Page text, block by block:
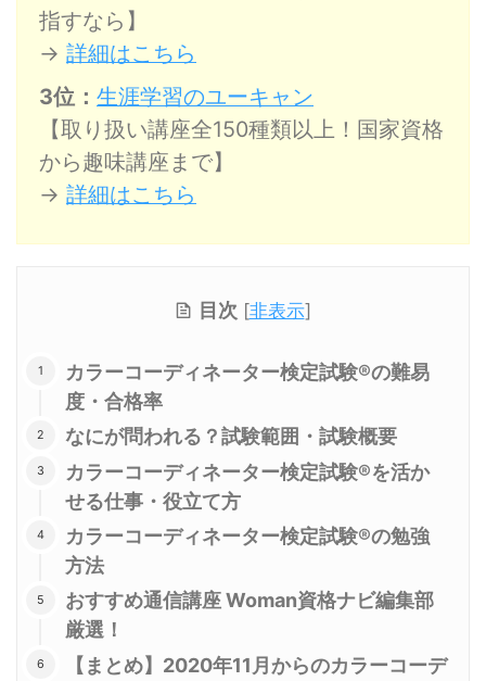
指すなら】
→ 詳細はこちら
3位： 生涯学習のユーキャン
【取り扱い講座全150種類以上！国家資格
から趣味講座まで】
→ 詳細はこちら
目次 [非表示]
カラーコーディネーター検定試験®の難易
度・合格率
なにが問われる？試験範囲・試験概要
カラーコーディネーター検定試験®を活か
せる仕事・役立て方
カラーコーディネーター検定試験®の勉強
方法
おすすめ通信講座 Woman資格ナビ編集部
厳選！
【まとめ】2020年11月からのカラーコーデ